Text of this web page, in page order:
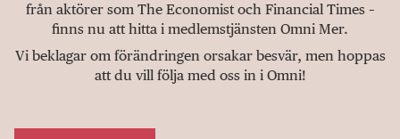
från aktörer som The Economist och Financial Times –
finns nu att hitta i medlemstjänsten Omni Mer.
Vi beklagar om förändringen orsakar besvär, men hoppas
att du vill följa med oss in i Omni!